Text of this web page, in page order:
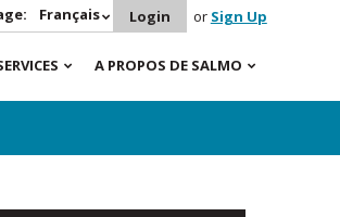
Français Login or Sign Up
A PROPOS DE SALMO